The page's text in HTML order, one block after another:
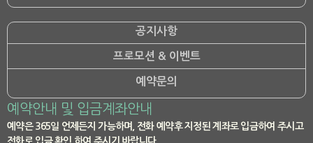
공지사항
프로모션 & 이벤트
예약문의
예약안내 및 입금계좌안내
예약은 365일 언제든지 가능하며, 전화 예약후 지정된 계좌로 입금하여 주시고
전화로 입금 확인 하여 주시기 바랍니다.